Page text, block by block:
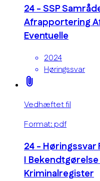
24 - SSP
Afrapportering
Eventuelle
2024
Høringssvar
attach_file
Vedhæftet fil
Format: pdf
24 - Høringssvar
I
Kriminalregister